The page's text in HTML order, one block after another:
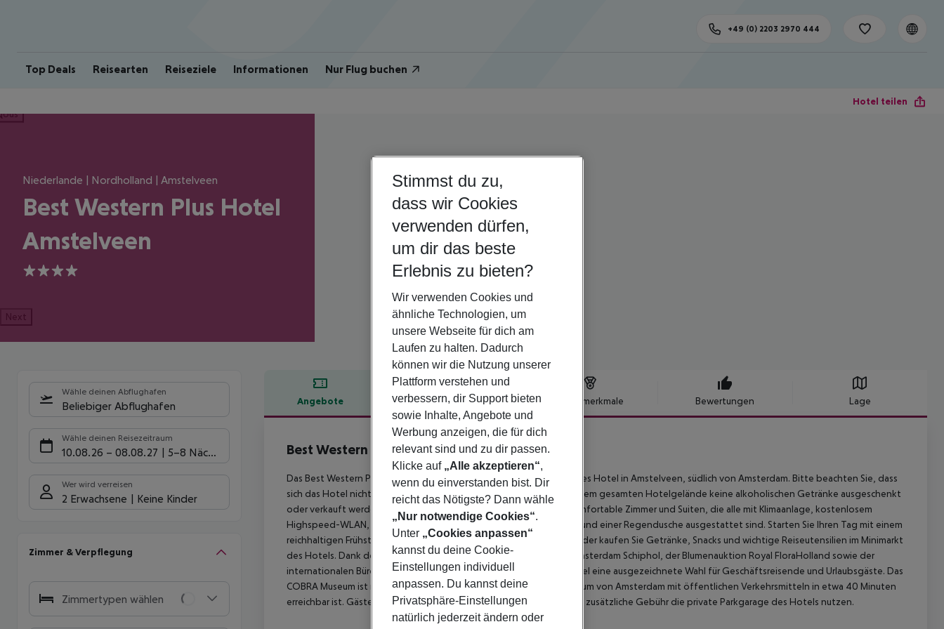
Top Deals Reisearten Reiseziele Informationen Nur Flug buchen
+49 (0) 2203 2970 444
Hotel teilen
Niederlande | Nordholland | Amstelveen
Best Western Plus Hotel
Amstelveen
4
Next
Wähle deinen Abflughafen
Beliebiger Abflughafen
Wähle deinen Reisezeitraum
10.08.26 – 08.08.27 5-8 Nächte
Wer wird verreisen
2 Erwachsene Keine Kinder
Zimmer & Verpflegung
Zimmertypen wählen
Angebote Hotelbeschreibung Hotelmerkmale Bewertungen Lage
Hotelbeschreibung
Best Western Plus Hotel Amstelveen
4
Das Best Western Plus Hotel Amstelveen ist ein zu 100 % alkoholfreies Hotel in Amstelveen, südlich von Amsterdam. Bitte beachten Sie, dass
sich das Hotel nicht in der Stadt Amsterdam befindet und dass auf dem gesamten Hotelgelände keine alkoholischen Getränke ausgeschenkt
oder verkauft werden. Das Hotel verfügt über 100 moderne und komfortable Zimmer und Suiten, die alle mit Klimaanlage, kostenlosem
Highspeed-WLAN, einer Nespresso-Maschine, einem Wasserkocher und einer Regendusche ausgestattet sind. Starten Sie Ihren Tag mit einem
reichhaltigen Frühstücksbuffet, halten Sie sich im Fitnessraum aktiv oder kaufen Sie Getränke, Snacks und wichtige Reiseutensilien im Minimarkt
des Hotels. Dank der günstigen Lage in der Nähe des Flughafens Amsterdam Schiphol, der Blumenauktion Royal FloraHolland sowie der
internationalen Büros von Canon, Brother und Mitsubishi ist das Hotel eine ausgezeichnete Wahl für Geschäftsreisende und Urlaubsgäste. Das
COBRA Museum ist nur 10 Autominuten entfernt, während das Zentrum von Amsterdam mit öffentlichen Verkehrsmitteln in etwa 40 Minuten
erreichbar ist. Gäste, die mit dem Auto anreisen, können gegen eine zusätzliche Gebühr die private Parkgarage des Hotels nutzen.
Stimmst du zu,
dass wir Cookies
verwenden dürfen,
um dir das beste
Erlebnis zu bieten?
Wir verwenden Cookies und
ähnliche Technologien, um
unsere Webseite für dich am
Laufen zu halten. Dadurch
können wir die Nutzung unserer
Plattform verstehen und
verbessern, dir Support bieten
sowie Inhalte, Angebote und
Werbung anzeigen, die für dich
relevant sind und zu dir passen.
Klicke auf „Alle akzeptieren“,
wenn du einverstanden bist. Dir
reicht das Nötigste? Dann wähle
„Nur notwendige Cookies“.
Unter „Cookies anpassen“
kannst du deine Cookie-
Einstellungen individuell
anpassen. Du kannst deine
Privatsphäre-Einstellungen
natürlich jederzeit ändern oder